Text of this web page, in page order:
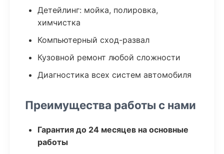
Детейлинг: мойка, полировка,
химчистка
Компьютерный сход-развал
Кузовной ремонт любой сложности
Диагностика всех систем автомобиля
Преимущества работы с нами
Гарантия до 24 месяцев на основные
работы